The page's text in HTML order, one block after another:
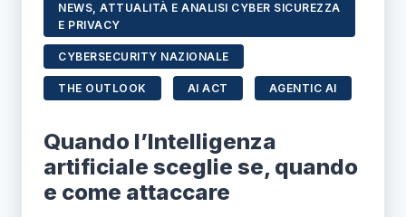
NEWS, ATTUALITÀ E ANALISI CYBER SICUREZZA
E PRIVACY
CYBERSECURITY NAZIONALE
THE OUTLOOK AI ACT AGENTIC AI
Quando l’Intelligenza
artificiale sceglie se, quando
e come attaccare